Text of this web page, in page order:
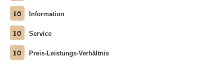
10 Information
10 Service
10 Preis-Leistungs-Verhältnis